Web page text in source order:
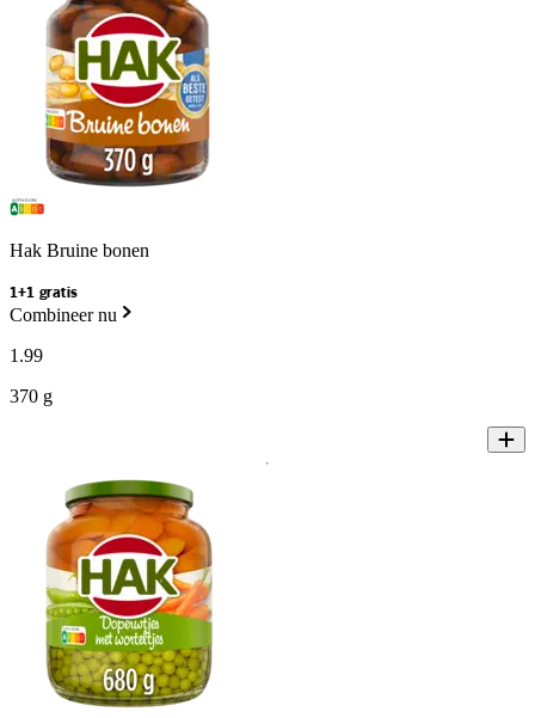
Hak Bruine bonen
1+1 gratis
Combineer nu
1 .99
370 g